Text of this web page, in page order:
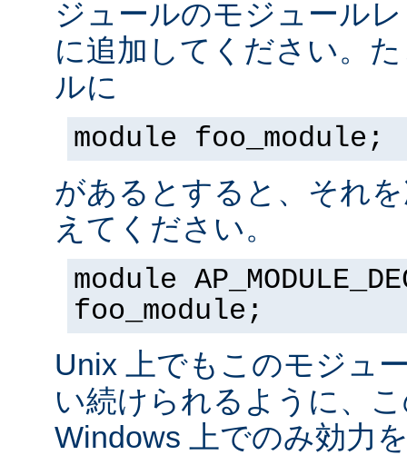
ジュールのモジュール
に追加してください。
ルに
module foo_module;
があるとすると、それ
えてください。
module
foo_module;
Unix 上でもこのモジュ
い続けられるように、
Windows 上でのみ効力